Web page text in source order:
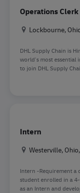
Operations Clerk
Standort
Lockbourne,
DHL Supply Chain is
world’s most essential
to join DHL Supply
Intern
Standort
Westerville,
Intern -Requirement
student enrolled in a
as an Intern and